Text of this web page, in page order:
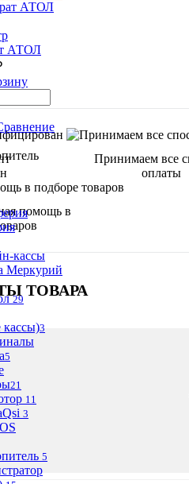
АТОЛ
кассы
Меркурий
29
3
5
21
11
3
5
Принимаем все
оплаты
помощь в
ТОВАРА